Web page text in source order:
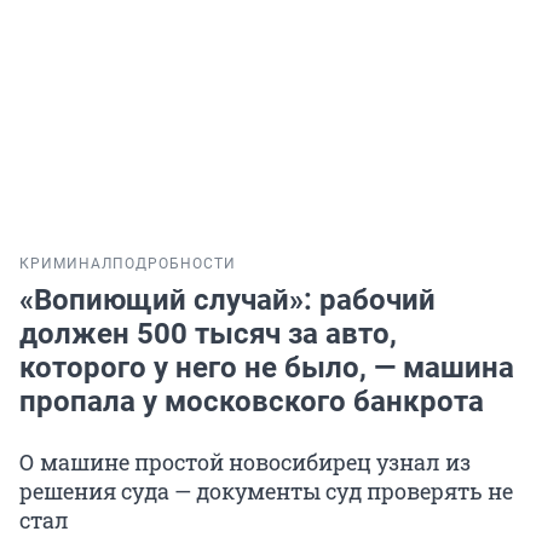
КРИМИНАЛ ПОДРОБНОСТИ
«Вопиющий случай»: рабочий
должен 500 тысяч за авто,
которого у него не было, — машина
пропала у московского банкрота
О машине простой новосибирец узнал из
решения суда — документы суд проверять не
стал